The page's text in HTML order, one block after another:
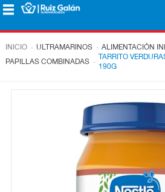
Saltar al contenido
CORPORATIVO
INICIO . ULTRAMARINOS . ALIMENTACIÓN
PAPILLAS COMBINADAS .
TARRITO
190G